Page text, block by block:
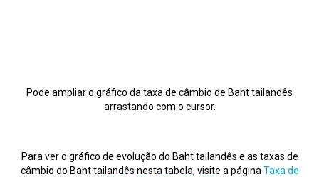
Pode ampliaro gráfico da taxa de câmbio de Baht tailandês
arrastando com o cursor.
Para ver o gráfico de evolução do Baht tailandês e as taxas de
câmbio do Baht tailandês nesta tabela, visite a página Taxa de